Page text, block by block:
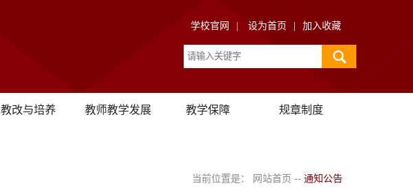
学校官网 设为首页 加入收藏
教改与培养 教师教学发展 教学保障 规章制度
当前位置是： 网站首页 -- 通知公告